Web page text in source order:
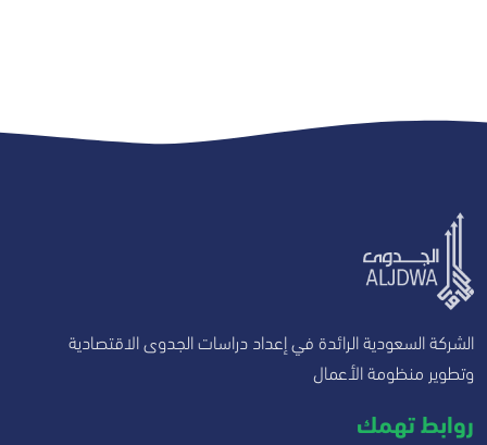
الشركة السعودية الرائدة في إعداد دراسات الجدوى الاقتصادية
وتطوير منظومة الأعمال
روابط تهمك